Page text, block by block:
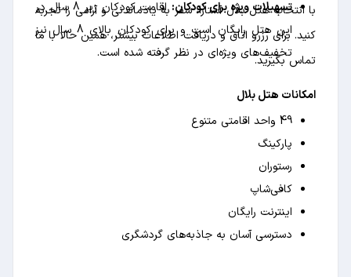
تسهیلات ویژه برای کودکان:
اقامت کودکان زیر 8 سال در
این هتل رایگان است و برای کودکان بالای 8 سال نیز
تخفیف‌های ویژه‌ای در نظر گرفته شده است.
با انتخاب هتل بلال آستارا، سفر به یادماندنی و آرامی را تجربه
کنید. برای رزرو اتاق و دریافت اطلاعات بیشتر، همین حالا با ما
تماس بگیرید.
امکانات هتل بلال
49 واحد اقامتی متنوع
پارکینگ
رستوران
کافی‌شاپ
اینترنت رایگان
دسترسی آسان به جاذبه‌های گردشگری